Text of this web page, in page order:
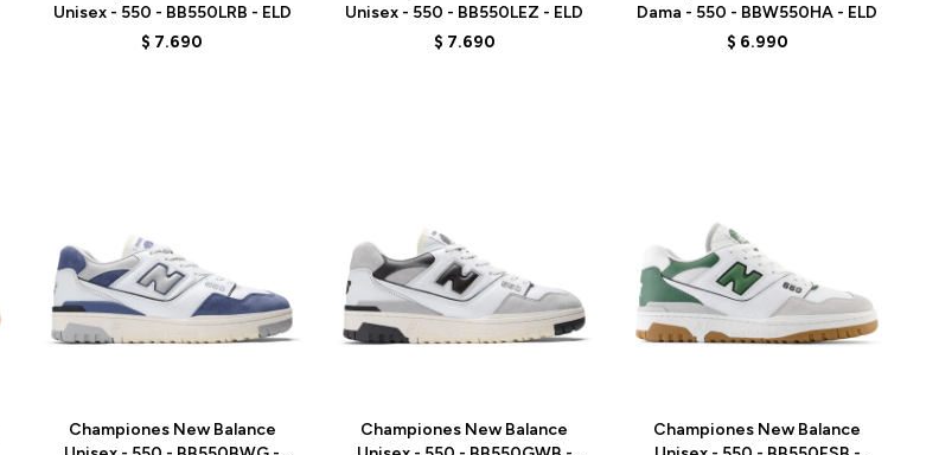
Unisex - 550 - BB550LRB - ELD
$ 7.690
Unisex - 550 - BB550LEZ - ELD
$ 7.690
Dama - 550 - BBW550HA - ELD
$ 6.990
Championes New Balance
Championes New Balance
Championes New Balance